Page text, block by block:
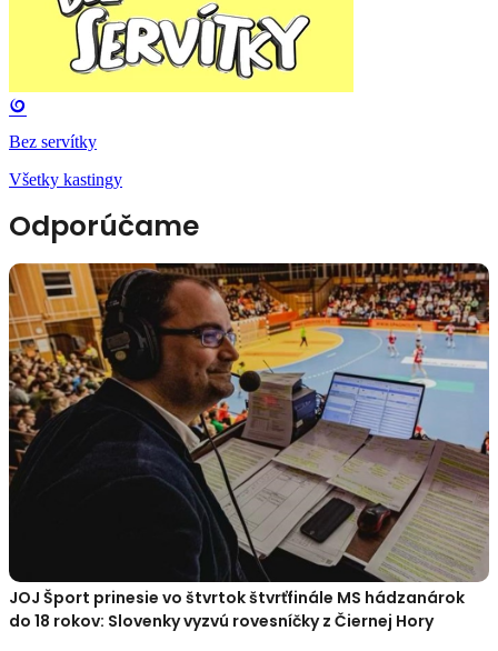
Bez servítky
Všetky kastingy
Odporúčame
JOJ Šport prinesie vo štvrtok štvrťfinále MS hádzanárok
do 18 rokov: Slovenky vyzvú rovesníčky z Čiernej Hory